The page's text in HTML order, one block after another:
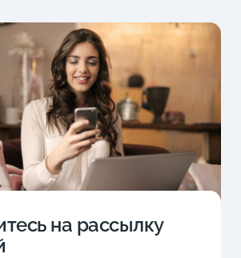
на рассылку